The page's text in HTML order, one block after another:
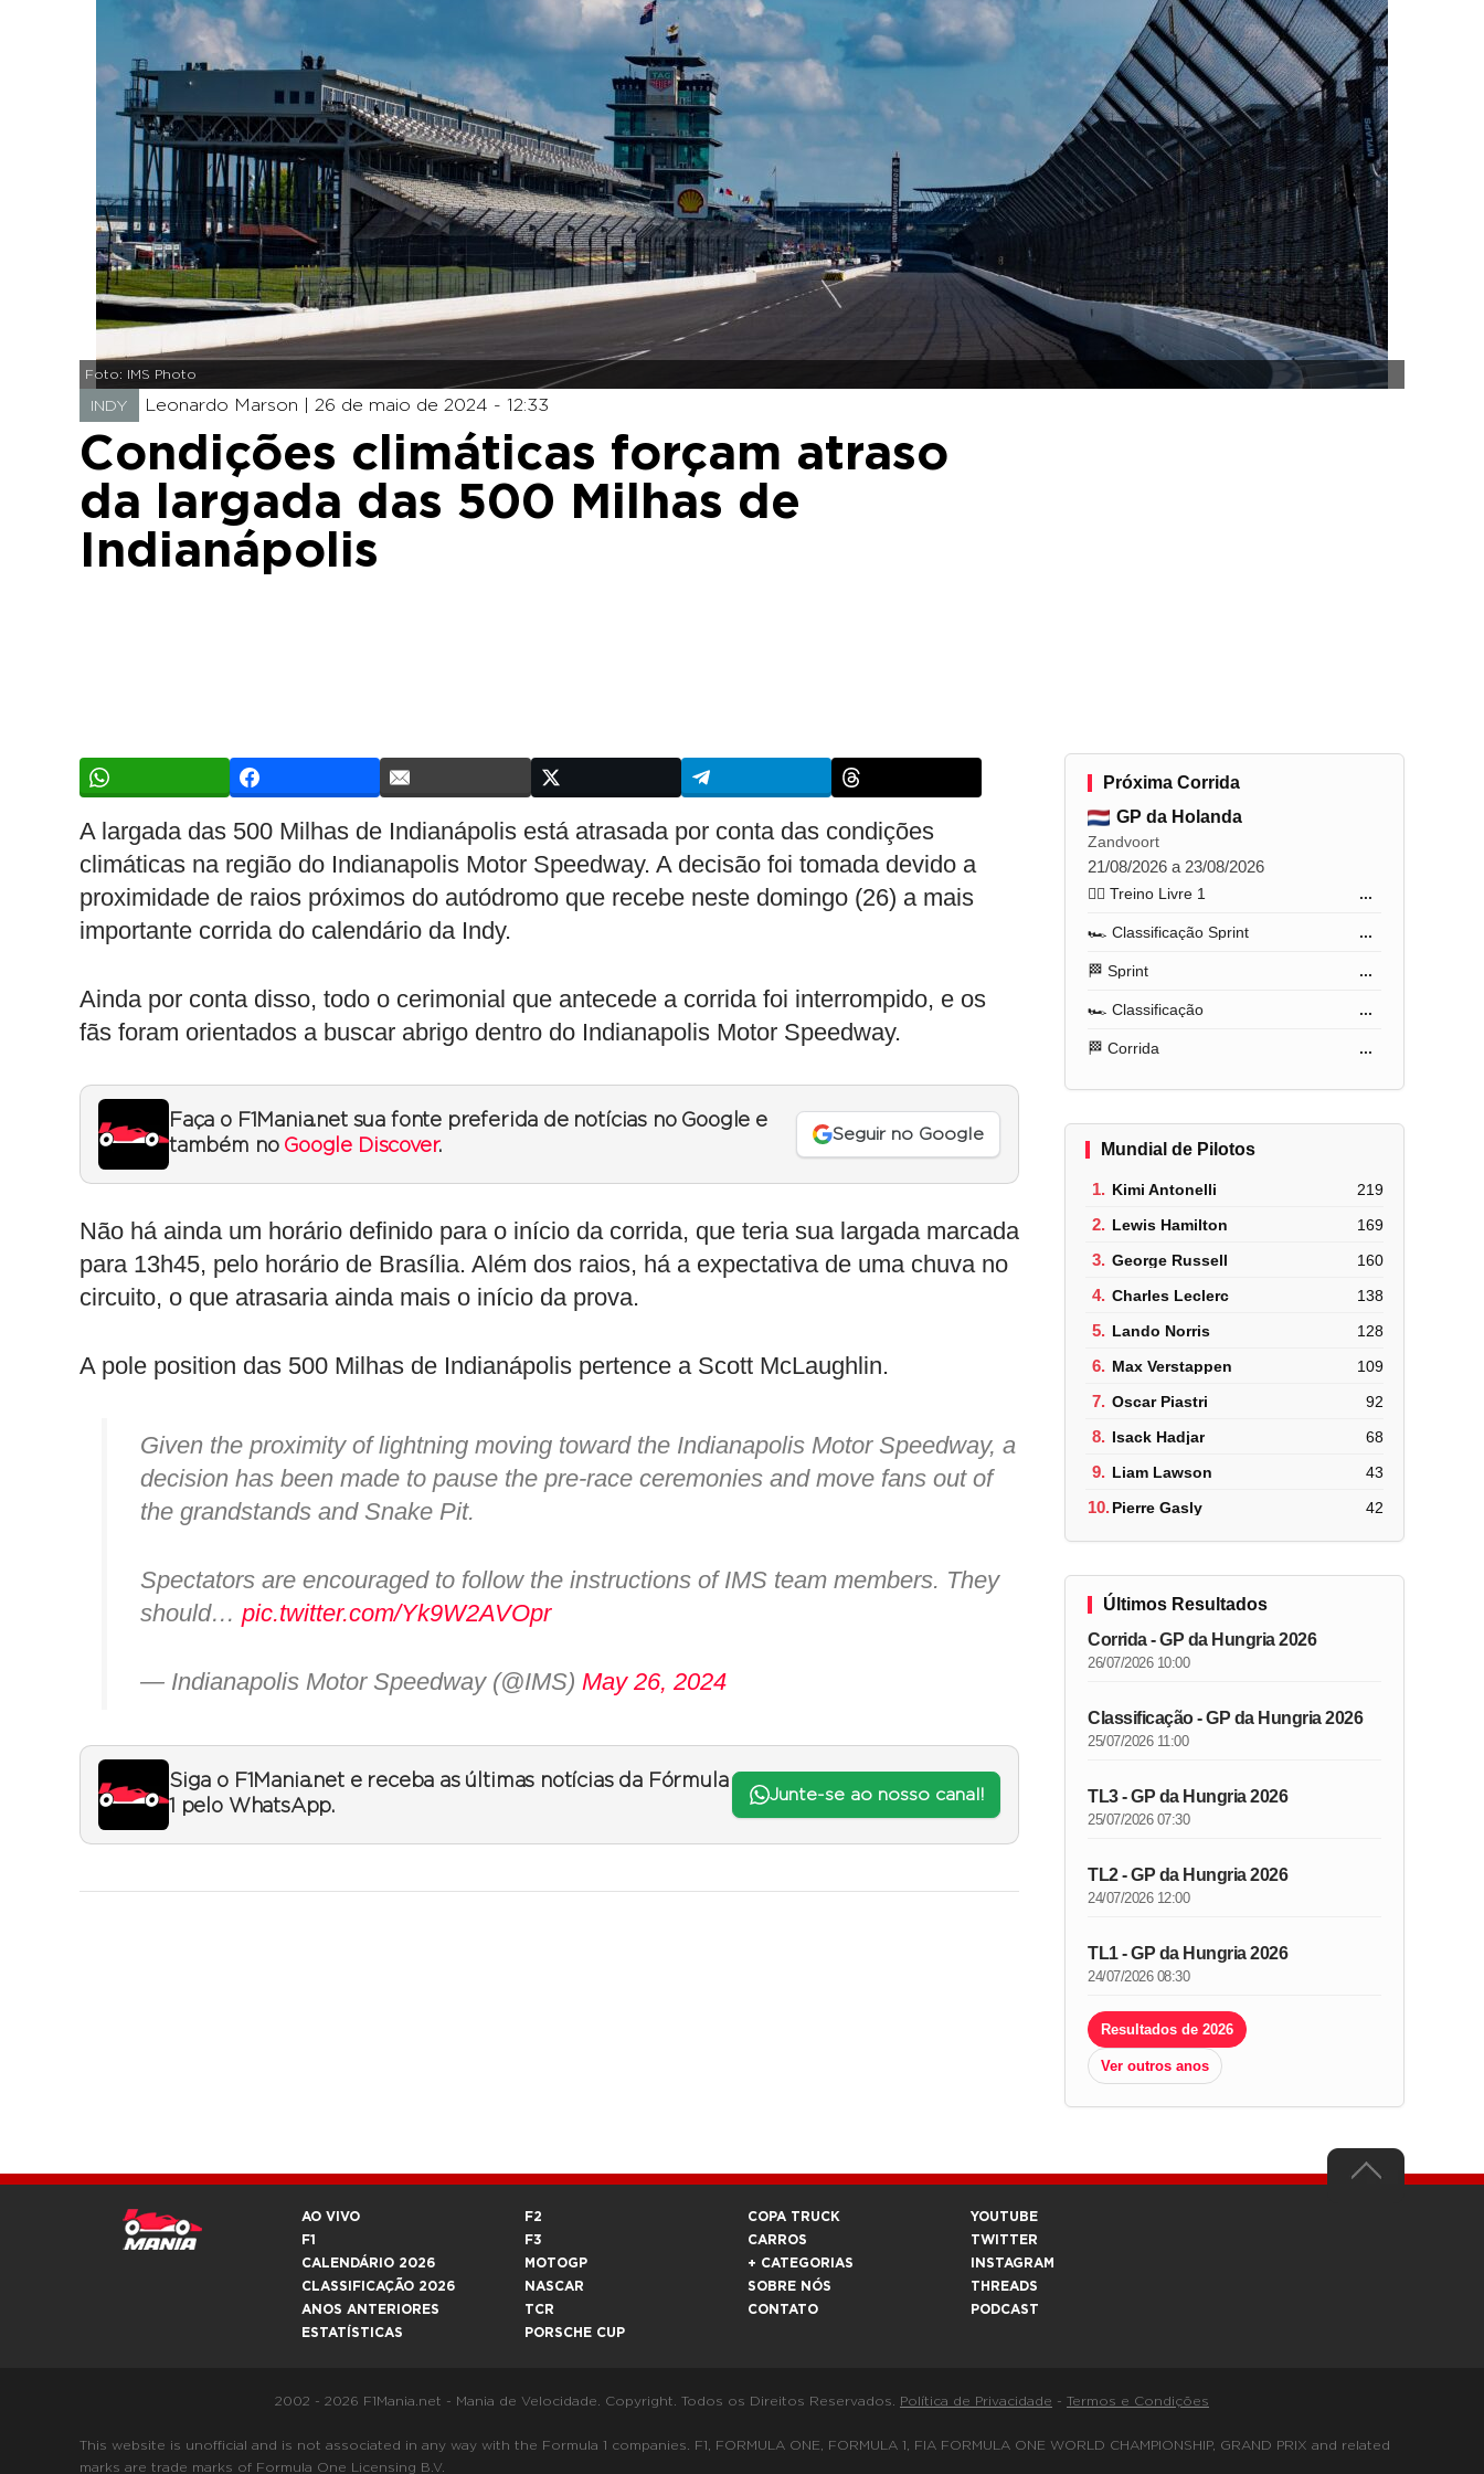
Foto: IMS Photo
INDY Leonardo Marson | 26 de maio de 2024 - 12:33
Condições climáticas forçam atraso
da largada das 500 Milhas de
Indianápolis
A largada das 500 Milhas de Indianápolis está atrasada por conta das condições
climáticas na região do Indianapolis Motor Speedway. A decisão foi tomada devido a
proximidade de raios próximos do autódromo que recebe neste domingo (26) a mais
importante corrida do calendário da Indy.
Ainda por conta disso, todo o cerimonial que antecede a corrida foi interrompido, e os
fãs foram orientados a buscar abrigo dentro do Indianapolis Motor Speedway.
Faça o F1Mania.net sua fonte preferida de notícias no Google e
também no Google Discover.
Seguir no Google
Não há ainda um horário definido para o início da corrida, que teria sua largada marcada
para 13h45, pelo horário de Brasília. Além dos raios, há a expectativa de uma chuva no
circuito, o que atrasaria ainda mais o início da prova.
A pole position das 500 Milhas de Indianápolis pertence a Scott McLaughlin.
Given the proximity of lightning moving toward the Indianapolis Motor Speedway, a
decision has been made to pause the pre-race ceremonies and move fans out of
the grandstands and Snake Pit.
Spectators are encouraged to follow the instructions of IMS team members. They
should… pic.twitter.com/Yk9W2AVOpr
— Indianapolis Motor Speedway (@IMS) May 26, 2024
Siga o F1Mania.net e receba as últimas notícias da Fórmula
1 pelo WhatsApp.
Junte-se ao nosso canal!
Próxima Corrida
GP da Holanda
Zandvoort
21/08/2026 a 23/08/2026
🏋️‍♂️ Treino Livre 1 ...
🏎️ Classificação Sprint ...
🏁 Sprint ...
🏎️ Classificação ...
🏁 Corrida ...
Mundial de Pilotos
1. Kimi Antonelli 219
2. Lewis Hamilton 169
3. George Russell 160
4. Charles Leclerc 138
5. Lando Norris 128
6. Max Verstappen 109
7. Oscar Piastri 92
8. Isack Hadjar 68
9. Liam Lawson 43
10.Pierre Gasly 42
Últimos Resultados
Corrida - GP da Hungria 2026
26/07/2026 10:00
Classificação - GP da Hungria 2026
25/07/2026 11:00
TL3 - GP da Hungria 2026
25/07/2026 07:30
TL2 - GP da Hungria 2026
24/07/2026 12:00
TL1 - GP da Hungria 2026
24/07/2026 08:30
Resultados de 2026
Ver outros anos
AO VIVO
F1
CALENDÁRIO 2026
CLASSIFICAÇÃO 2026
ANOS ANTERIORES
ESTATÍSTICAS
F2
F3
MOTOGP
NASCAR
TCR
PORSCHE CUP
COPA TRUCK
CARROS
+ CATEGORIAS
SOBRE NÓS
CONTATO
YOUTUBE
TWITTER
INSTAGRAM
THREADS
PODCAST
2002 - 2026 F1Mania.net - Mania de Velocidade. Copyright. Todos os Direitos Reservados. Política de Privacidade - Termos e Condições
This website is unofficial and is not associated in any way with the Formula 1 companies. F1, FORMULA ONE, FORMULA 1, FIA FORMULA ONE WORLD CHAMPIONSHIP, GRAND PRIX and related
marks are trade marks of Formula One Licensing B.V.